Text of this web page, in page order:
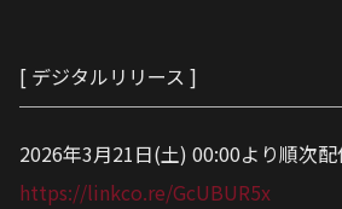
[ デジタルリリース ]
￣￣￣￣￣￣￣￣￣￣￣￣￣￣￣￣
2026年3月21日(土) 00:00より順次配
https://linkco.re/GcUBUR5x